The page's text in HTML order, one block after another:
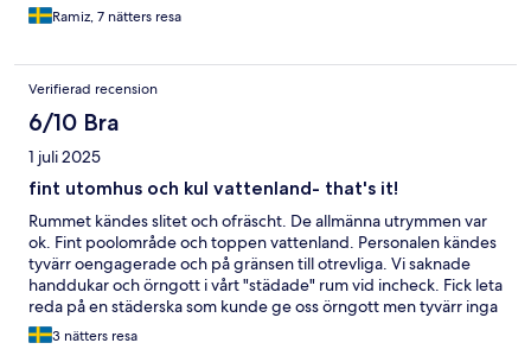
Ramiz, 7 nätters resa
Verifierad recension
6/10 Bra
1 juli 2025
fint utomhus och kul vattenland- that's it!
Rummet kändes slitet och ofräscht. De allmänna utrymmen var
ok. Fint poolområde och toppen vattenland. Personalen kändes
tyvärr oengagerade och på gränsen till otrevliga. Vi saknade
handdukar och örngott i vårt "städade" rum vid incheck. Fick leta
reda på en städerska som kunde ge oss örngott men tyvärr inga
stora handdukar. Mnja. Inte en superkul vistelse. Dock fint
utomhus, på strandpromenaden och vid poolen. Många
3 nätters resa